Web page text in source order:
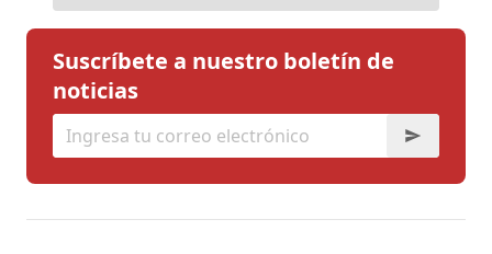
Suscríbete a nuestro boletín de
noticias